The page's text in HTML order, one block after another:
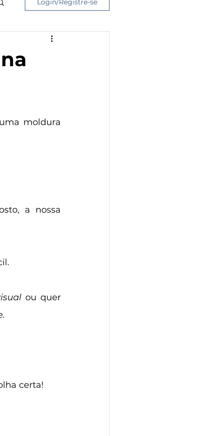
Login/Registre-se
moldura
a nossa
ou quer
certa!